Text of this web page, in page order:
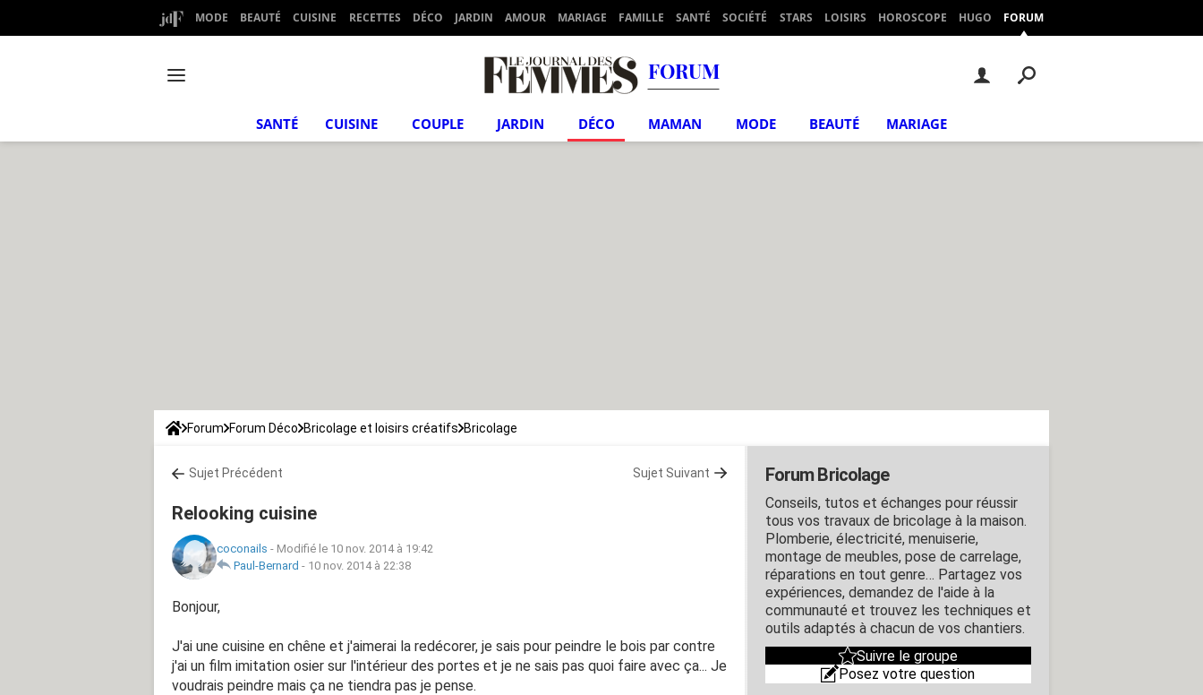
MODE BEAUTÉ CUISINE RECETTES DÉCO JARDIN AMOUR MARIAGE FAMILLE SANTÉ SOCIÉTÉ STARS LOISIRS HOROSCOPE HUGO FORUM
FORUM
SANTÉ CUISINE COUPLE JARDIN DÉCO MAMAN MODE BEAUTÉ MARIAGE
Forum Forum Déco Bricolage et loisirs créatifs Bricolage
Sujet Précédent Sujet Suivant
Relooking cuisine
coconails - Modifié le 10 nov. 2014 à 19:42
Paul-Bernard - 10 nov. 2014 à 22:38
Bonjour,
J'ai une cuisine en chêne et j'aimerai la redécorer, je sais pour peindre le bois par contre
j'ai un film imitation osier sur l'intérieur des portes et je ne sais pas quoi faire avec ça... Je
voudrais peindre mais ça ne tiendra pas je pense.
Forum Bricolage
Conseils, tutos et échanges pour réussir
tous vos travaux de bricolage à la maison.
Plomberie, électricité, menuiserie,
montage de meubles, pose de carrelage,
réparations en tout genre… Partagez vos
expériences, demandez de l'aide à la
communauté et trouvez les techniques et
outils adaptés à chacun de vos chantiers.
Suivre le groupe
Posez votre question